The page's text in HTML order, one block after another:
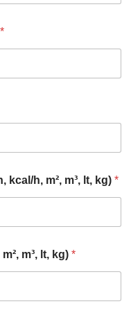
*
kcal/h, m², m³, lt, kg) *
m³, lt, kg) *